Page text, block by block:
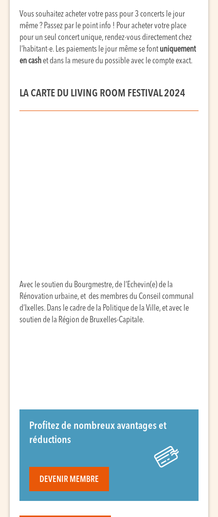
Vous souhaitez acheter votre pass pour 3 concerts le jour
même ? Passez par le point info ! Pour acheter votre place
pour un seul concert unique, rendez-vous directement chez
l’habitant·e. Les paiements le jour même se font uniquement
en cashet dans la mesure du possible avec le compte exact.
LA CARTE DU LIVING ROOM FESTIVAL 2024
Avec le soutien du Bourgmestre, de l’Echevin(e) de la
Rénovation urbaine, et des membres du Conseil communal
d’Ixelles. Dans le cadre de la Politique de la Ville, et avec le
soutien de la Région de Bruxelles-Capitale.
Profitez de nombreux avantages et
réductions
DEVENIR MEMBRE